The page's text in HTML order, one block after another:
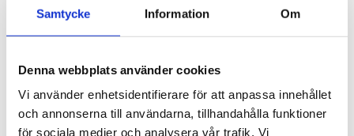
Samtycke Information Om
Denna webbplats använder cookies
Vi använder enhetsidentifierare för att anpassa innehållet
och annonserna till användarna, tillhandahålla funktioner
för sociala medier och analysera vår trafik. Vi